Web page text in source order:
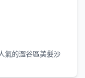
氣的澀谷區美髮沙